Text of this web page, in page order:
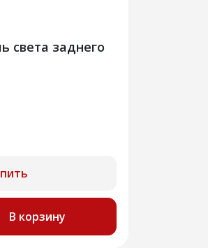
света заднего
В корзину